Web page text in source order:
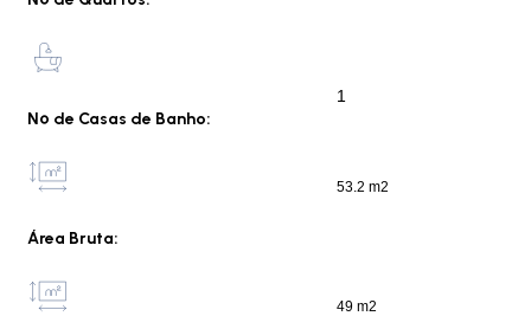
Nº de Casas de Banho:
1
Área Bruta:
53.2 m2
49 m2